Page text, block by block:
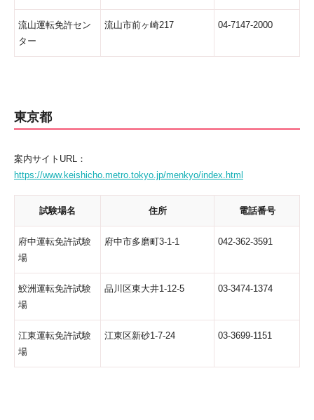
流山運転免許セン
ター
流山市前ヶ崎217 04-7147-2000
東京都
案内サイトURL：
https://www.keishicho.metro.tokyo.jp/menkyo/index.html
試験場名 住所 電話番号
府中運転免許試験
場
府中市多磨町3-1-1 042-362-3591
鮫洲運転免許試験
場
品川区東大井1-12-5 03-3474-1374
江東運転免許試験
場
江東区新砂1-7-24 03-3699-1151